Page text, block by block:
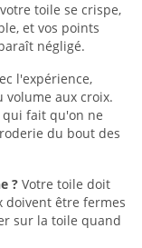
toile se crispe,
et vos points
négligé.
l'expérience,
aux croix.
qui fait qu'on ne
du bout des
? Votre toile doit
doivent être fermes
sur la toile quand